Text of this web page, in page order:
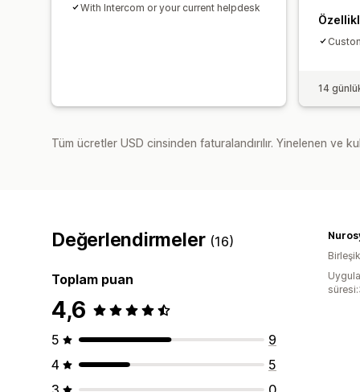
With Intercom or your current helpdesk
14
Tüm ücretler USD cinsinden faturalandırılır. Yinelenen ve
Değerlendirmeler (16)
Toplam puan
4,6
5
9
4
5